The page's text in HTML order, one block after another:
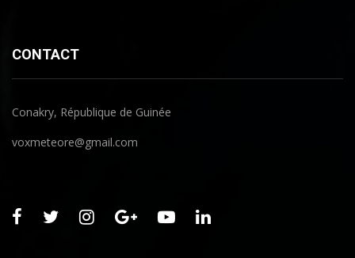
CONTACT
Conakry, République de Guinée
voxmeteore@gmail.com